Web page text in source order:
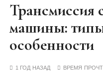
Трансмиссия
машины:
особенности
1 ГОД НАЗАД ВРЕМЯ